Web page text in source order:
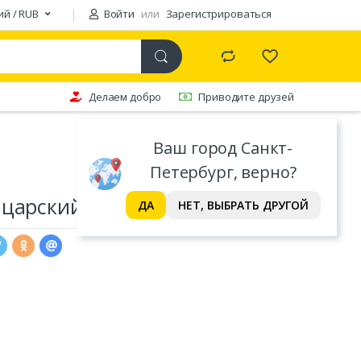
/ RUB Войти или Зарегистрироваться
Ваш город Санкт-
Петербург, верно?
ДА НЕТ, ВЫБРАТЬ ДРУГОЙ
Делаем добро Приводите друзей
синий (50 см)